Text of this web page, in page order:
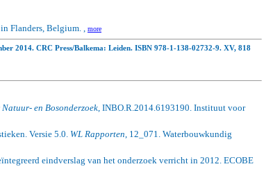
Flanders, Belgium. , more
2014. CRC Press/Balkema: Leiden. ISBN 978-1-138-02732-9. XV, 818
en Bosonderzoek , INBO.R.2014.6193190. Instituut voor
Versie 5.0. WL Rapporten , 12_071. Waterbouwkundig
eindverslag van het onderzoek verricht in 2012. ECOBE